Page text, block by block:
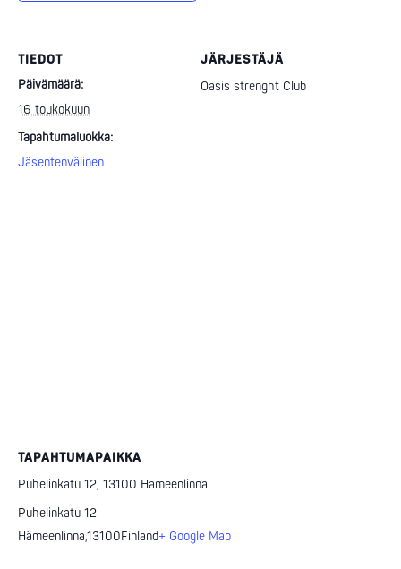
TIEDOT
Päivämäärä:
16 toukokuun
Tapahtumaluokka:
Jäsentenvälinen
JÄRJESTÄJÄ
Oasis strenght Club
TAPAHTUMAPAIKKA
Puhelinkatu 12, 13100 Hämeenlinna
Puhelinkatu 12
Hämeenlinna,13100Finland+ Google Map